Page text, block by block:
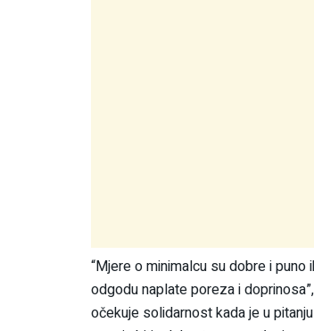
“Mjere o minimalcu su dobre i
odgodu naplate poreza i
očekuje solidarnost kada je u